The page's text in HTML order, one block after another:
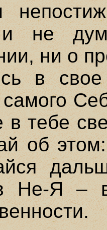
и не
ни о
в
в тебе
об
Не-Я –